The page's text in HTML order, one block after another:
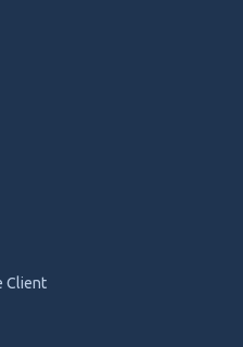
Client